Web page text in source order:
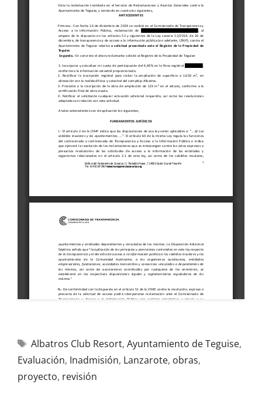
Albatros Club Resort, Ayuntamiento de Teguise,
Evaluación, Inadmisión, Lanzarote, obras,
proyecto, revisión